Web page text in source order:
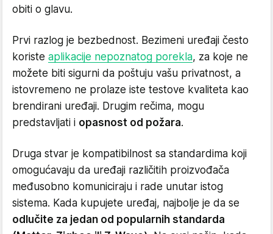
obiti o glavu.
Prvi razlog je bezbednost. Bezimeni uređaji često
koriste aplikacije nepoznatog porekla, za koje ne
možete biti sigurni da poštuju vašu privatnost, a
istovremeno ne prolaze iste testove kvaliteta kao
brendirani uređaji. Drugim rečima, mogu
predstavljati i opasnost od požara.
Druga stvar je kompatibilnost sa standardima koji
omogućavaju da uređaji različitih proizvođača
međusobno komuniciraju i rade unutar istog
sistema. Kada kupujete uređaj, najbolje je da se
odlučite za jedan od popularnih standarda